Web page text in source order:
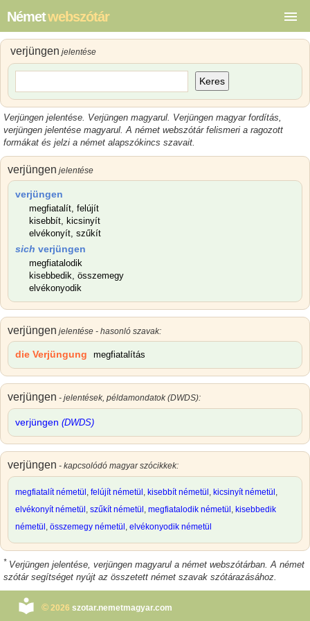
Németwebszótár
verjüngen jelentése
Keres
Verjüngen jelentése. Verjüngen magyarul. Verjüngen magyarfordítás,
verjüngen jelentése magyarul. A német webszótár felismeri a ragozott
formákat és jelzi a német alapszókincs szavait.
verjüngen jelentése
verjüngen
megfiatalít, felújít
kisebbít, kicsinyít
elvékonyít, szűkít
sich verjüngen
megfiatalodik
kisebbedik, összemegy
elvékonyodik
verjüngen jelentése - hasonló szavak:
die Verjüngung megfiatalítás
verjüngen - jelentések, példamondatok (DWDS):
verjüngen (DWDS)
verjüngen - kapcsolódó magyar szócikkek:
megfiatalít németül , felújít németül , kisebbít németül , kicsinyít németül ,
elvékonyít németül , szűkít németül , megfiatalodik németül , kisebbedik
németül , összemegy németül , elvékonyodik németül
* Verjüngen jelentése, verjüngen magyarul a német webszótárban. A német
szótár segítséget nyújt az összetett német szavak szótárazásához.
© 2026 szotar.nemetmagyar.com